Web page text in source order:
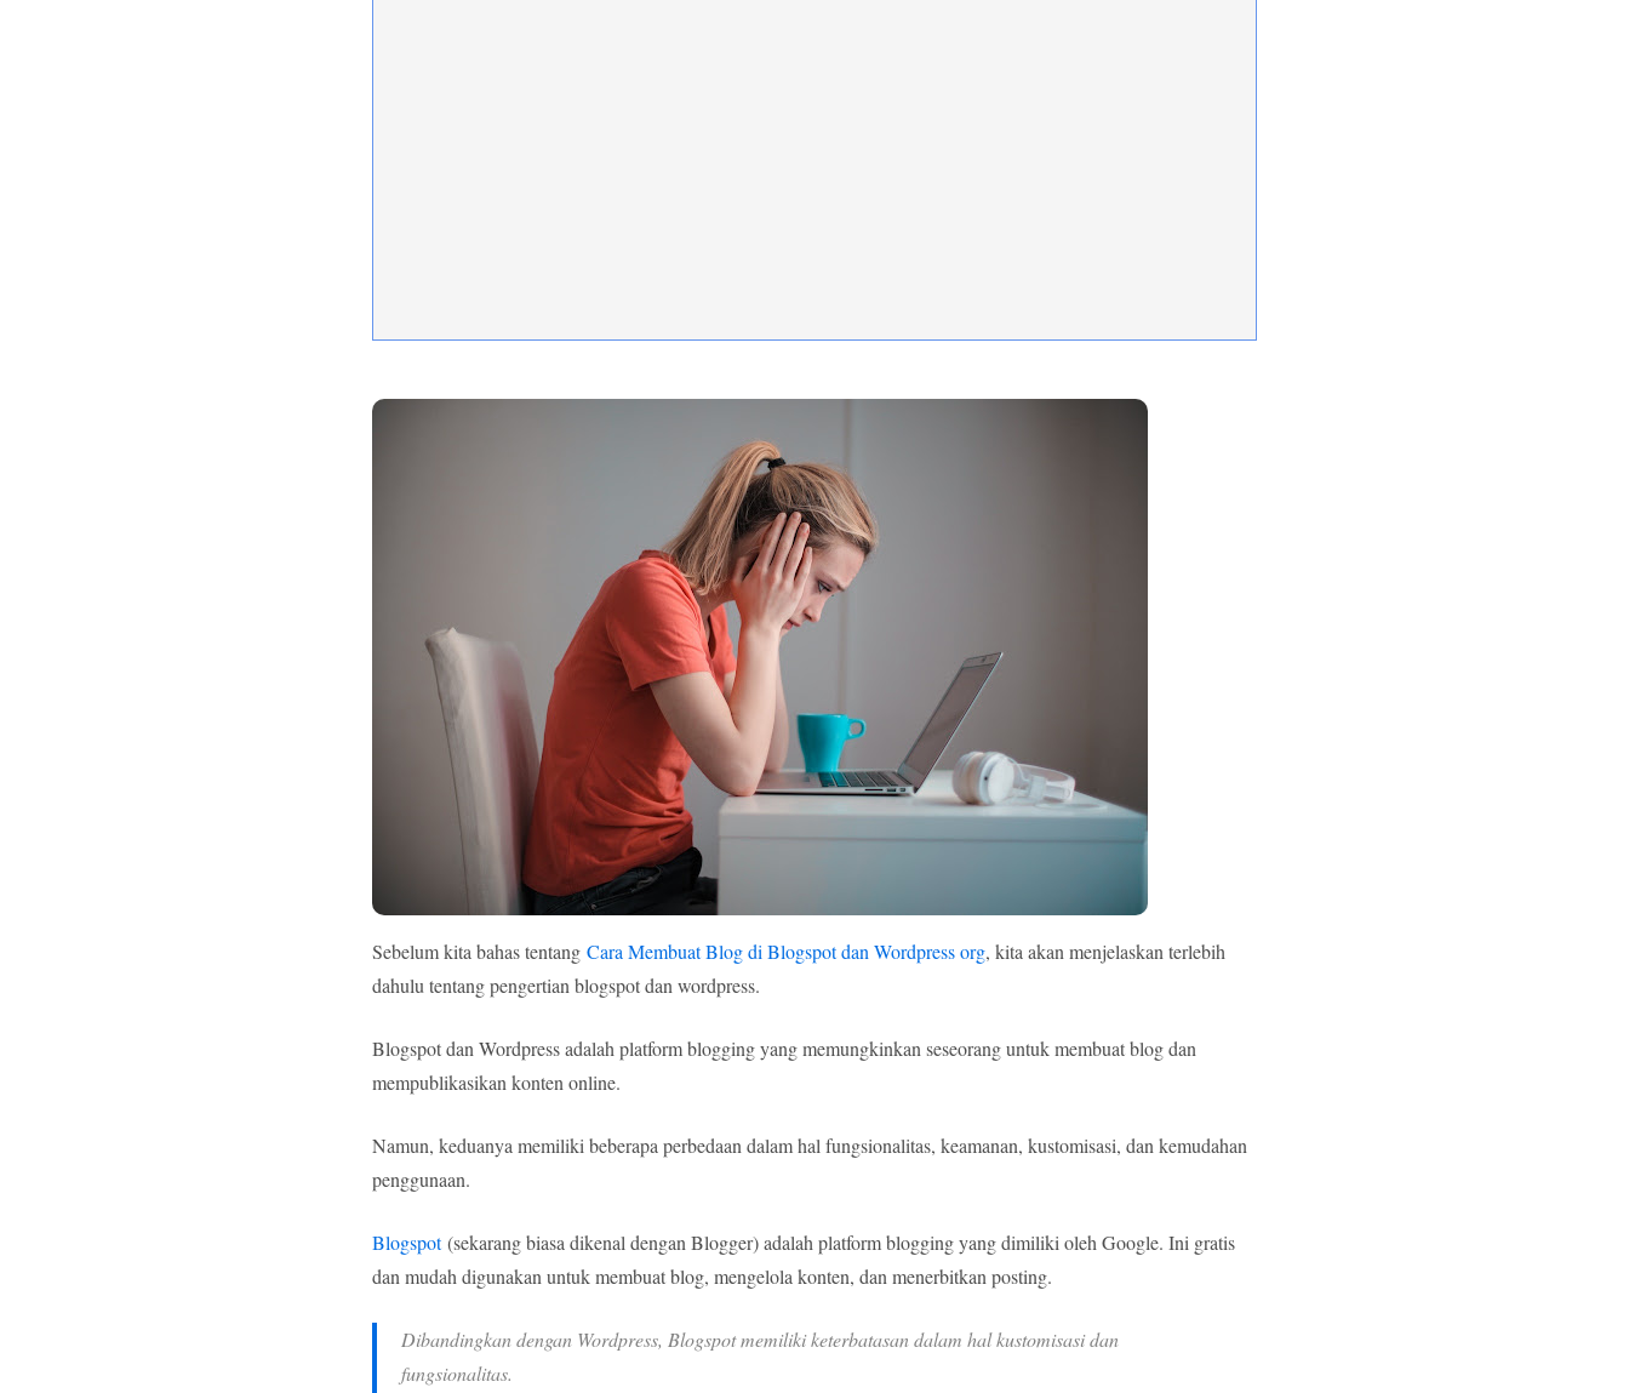
Sebelum kita bahas tentang Cara Membuat Blog di Blogspot dan Wordpress org, kita akan menjelaskan terlebih
dahulu tentang pengertian blogspot dan wordpress.
Blogspot dan Wordpress adalah platform blogging yang memungkinkan seseorang untuk membuat blog dan
mempublikasikan konten online.
Namun, keduanya memiliki beberapa perbedaan dalam hal fungsionalitas, keamanan, kustomisasi, dan kemudahan
penggunaan.
Blogspot(sekarang biasa dikenal dengan Blogger) adalah platform blogging yang dimiliki oleh Google. Ini gratis
dan mudah digunakan untuk membuat blog, mengelola konten, dan menerbitkan posting.
Dibandingkan dengan Wordpress, Blogspot memiliki keterbatasan dalam hal kustomisasi dan
fungsionalitas.